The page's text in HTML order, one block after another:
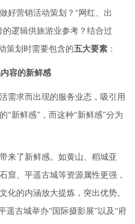
好营销活动策划？“网红、出
逻辑供旅游业参考？结合过
策划时需要包含的五大要素 ：
容的新鲜感
需求而出现的服务业态，吸引用
“新鲜感”，而这种“新鲜感”分为
来了新鲜感。如黄山、稻城亚
窟、平遥古城等资源属性更强，
化的内涵放大提炼，突出优势。
遥古城举办“国际摄影展”以及“府